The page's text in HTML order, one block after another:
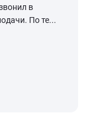
в
По те...